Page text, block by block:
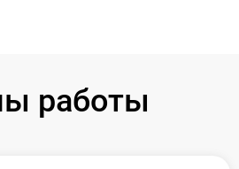
работы